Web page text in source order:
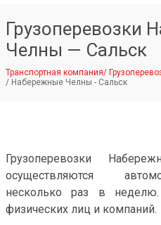
Грузоперевозки
Челны — Сальск
Транспортная компания/
/ Набережные Челны - Сальск
Грузоперевозки
осуществляются
несколько раз в
физических лиц и компаний.